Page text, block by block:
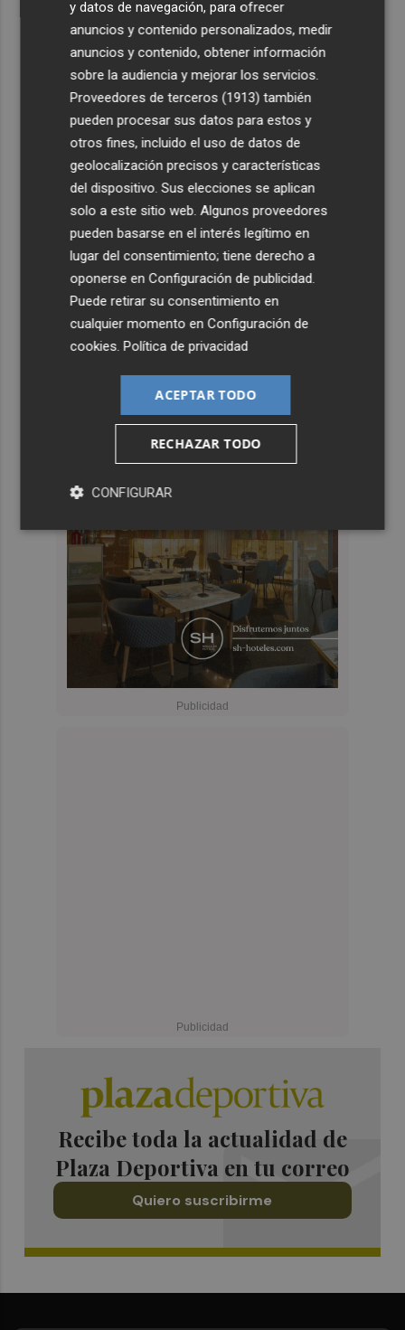
Recibe toda la actualidad de
Plaza Deportiva en tu correo
Quiero suscribirme
y datos de navegación, para ofrecer
anuncios y contenido personalizados, medir
anuncios y contenido, obtener información
sobre la audiencia y mejorar los servicios.
Proveedores de terceros (1913) también
pueden procesar sus datos para estos y
otros fines, incluido el uso de datos de
geolocalización precisos y características
del dispositivo. Sus elecciones se aplican
solo a este sitio web. Algunos proveedores
pueden basarse en el interés legítimo en
lugar del consentimiento; tiene derecho a
oponerse enConfiguración de publicidad
Puede retirar su consentimiento en
cualquier momento enConfiguración de
cookies .Política de privacidad
ACEPTAR TODO
RECHAZAR TODO
CONFIGURAR